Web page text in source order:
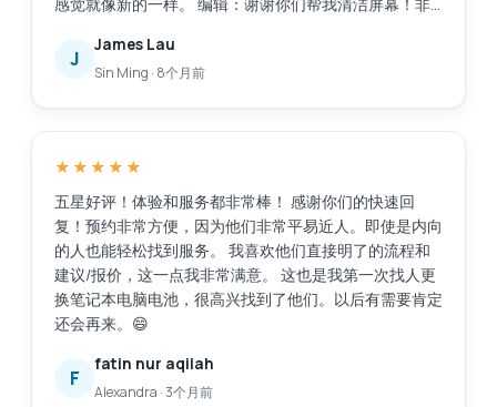
J
James Lau
Sin Ming · 8个月前
★★★★★
五星好评！体验和服务都非常棒！ 感谢你们的快速回
复！预约非常方便，因为他们非常平易近人。即使是内向
的人也能轻松找到服务。 我喜欢他们直接明了的流程和
建议/报价，这一点我非常满意。 这也是我第一次找人更
换笔记本电脑电池，很高兴找到了他们。以后有需要肯定
还会再来。😄
F
fatin nur aqilah
Alexandra ·3个月前